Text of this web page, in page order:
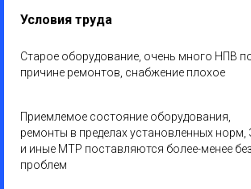
Условия труда
Старое оборудование, очень много НПВ
причине ремонтов, снабжение плохое
Приемлемое состояние оборудования,
ремонты в пределах установленных норм,
и иные МТР поставляются более-менее без
проблем